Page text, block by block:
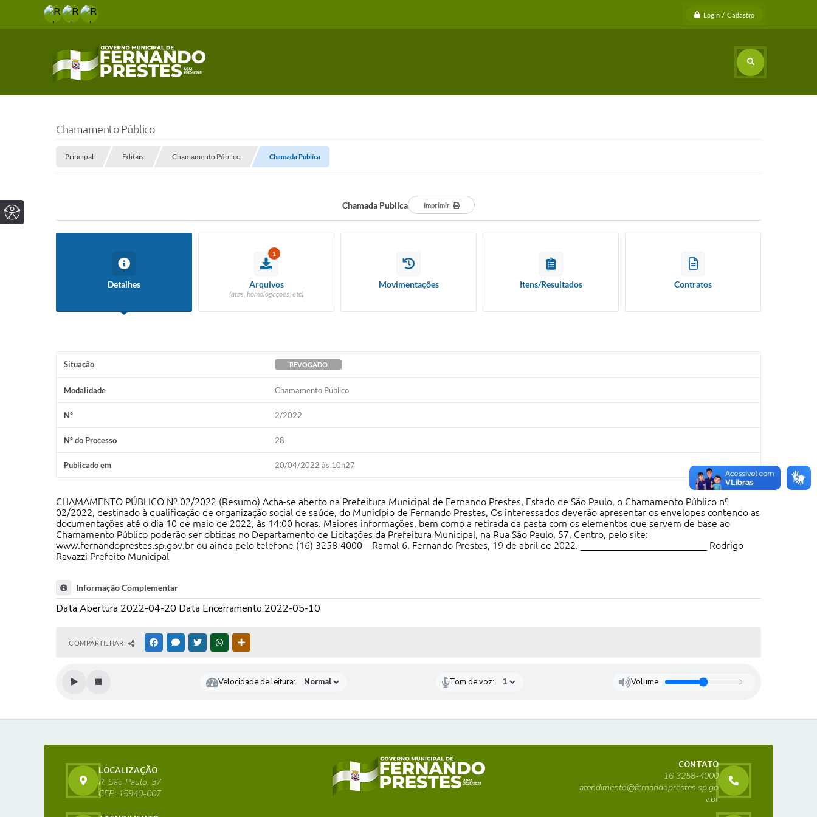
Login / Cadastro
Chamamento Público
Principal Editais Chamamento Público Chamada Publíca
Chamada Publíca Imprimir
Detalhes
1
Arquivos
(atas, homologações, etc)
Movimentações Itens/Resultados Contratos
Situação REVOGADO
Modalidade Chamamento Público
Nº 2/2022
Nº do Processo 28
Publicado em 20/04/2022 às 10h27
CHAMAMENTO PÚBLICO Nº 02/2022 (Resumo) Acha-se aberto na Prefeitura Municipal de Fernando Prestes, Estado de São Paulo, o Chamamento Público nº
02/2022, destinado à qualificação de organização social de saúde, do Município de Fernando Prestes, Os interessados deverão apresentar os envelopes contendo as
documentações até o dia 10 de maio de 2022, às 14:00 horas. Maiores informações, bem como a retirada da pasta com os elementos que servem de base ao
Chamamento Público poderão ser obtidas no Departamento de Licitações da Prefeitura Municipal, na Rua São Paulo, 57, Centro, pelo site:
www.fernandoprestes.sp.gov.br ou ainda pelo telefone (16) 3258-4000 – Ramal-6. Fernando Prestes, 19 de abril de 2022. __________________________ Rodrigo
Ravazzi Prefeito Municipal
Informação Complementar
Data Abertura 2022-04-20 Data Encerramento 2022-05-10
COMPARTILHAR FACEBOOKMESSENGER
TWITTERWHATSAPP
Velocidade de leitura: Tom de voz: Volume
LOCALIZAÇÃO
R. São Paulo, 57
CEP: 15940-007
CONTATO
16 3258-4000
atendimento@fernandoprestes.sp.go
v.br